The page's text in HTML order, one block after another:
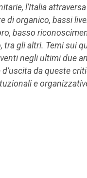
l’Italia
di organico, bassi
basso
tra gli altri. Temi sui
negli ultimi due
da queste
e